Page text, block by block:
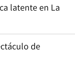
latente en La
de